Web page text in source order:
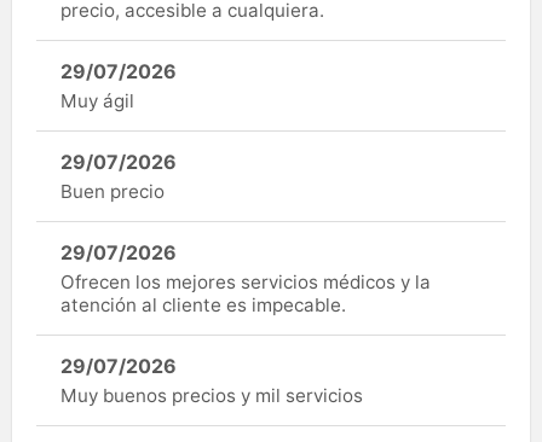
precio, accesible a cualquiera.
29/07/2026
Muy ágil
29/07/2026
Buen precio
29/07/2026
Ofrecen los mejores servicios médicos y la
atención al cliente es impecable.
29/07/2026
Muy buenos precios y mil servicios